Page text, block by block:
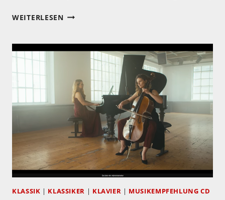
WEITERLESENMONTAG
WIEDER
ENTSPANNEN…
KLASSIK KLASSIKER KLAVIER MUSIKEMPFEHLUNG CD